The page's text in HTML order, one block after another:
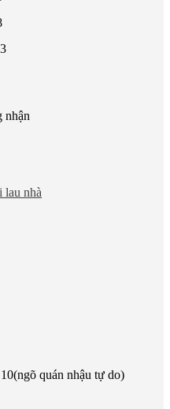
Tân Bình, Hồ Chí Minh
lau nhà
quán nhậu tự do)